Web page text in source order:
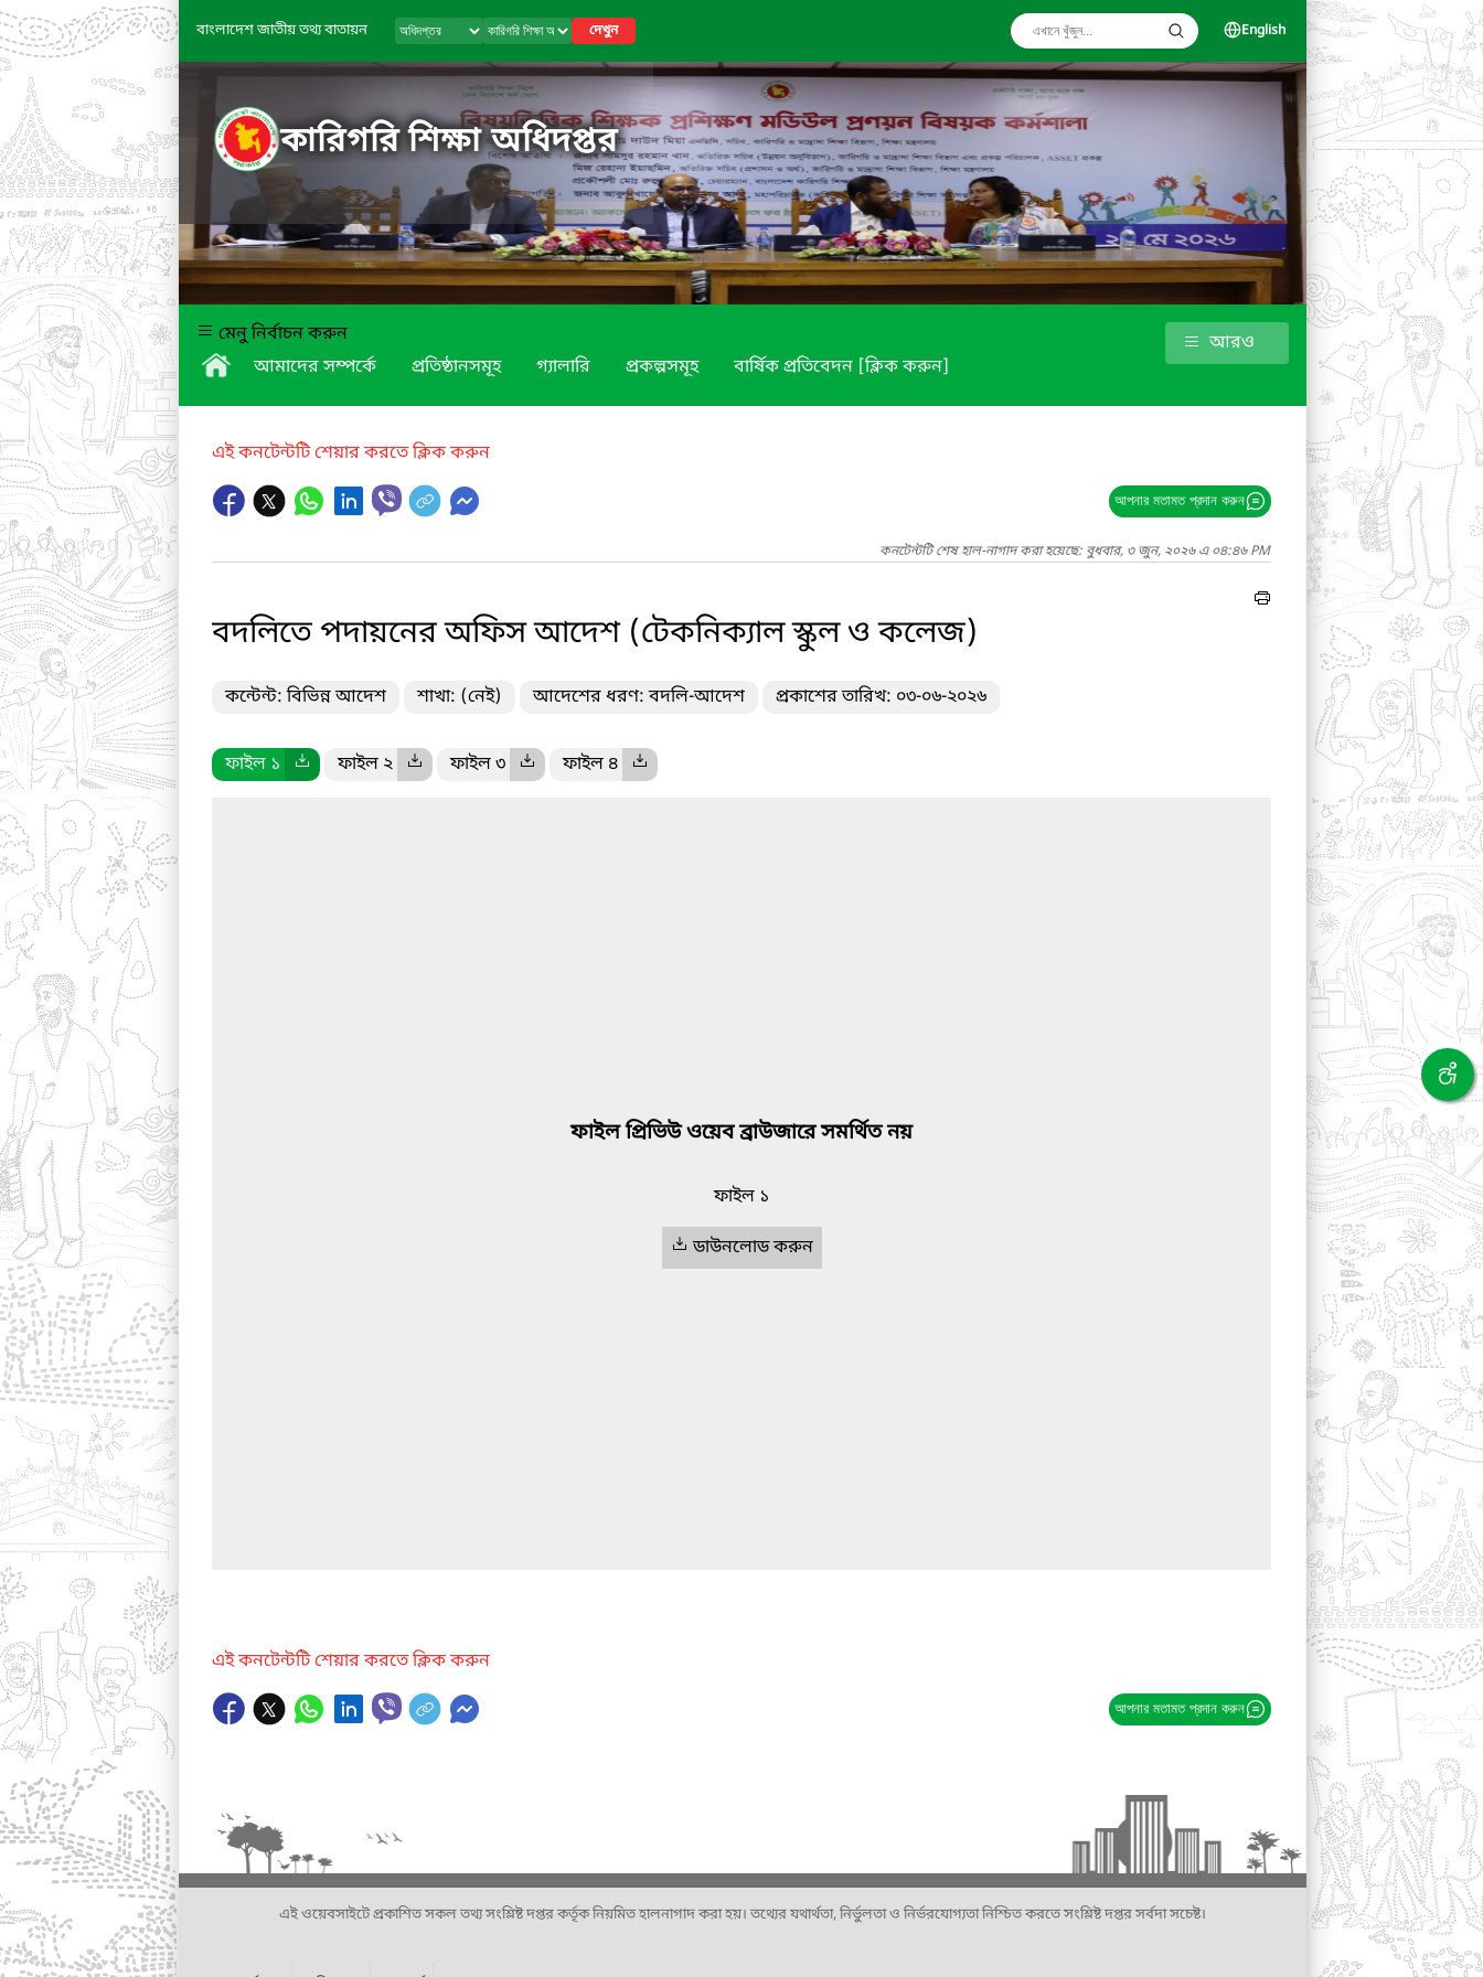
বাংলাদেশ জাতীয় তথ্য বাতায়ন দেখুন English
কারিগরি শিক্ষা অধিদপ্তর
মেনু নির্বাচন করুন
আমাদের সম্পর্কে
প্রতিষ্ঠানসমূহ গ্যালারি প্রকল্পসমূহ বার্ষিক প্রতিবেদন [ক্লিক করুন]
আরও
এই কনটেন্টটি শেয়ার করতে ক্লিক করুন
আপনার মতামত প্রদান করুন
কনটেন্টটি শেষ হাল-নাগাদ করা হয়েছে: বুধবার, ৩ জুন, ২০২৬ এ ০৪:৪৬ PM
বদলিতে পদায়নের অফিস আদেশ (টেকনিক্যাল স্কুল ও কলেজ)
কন্টেন্ট: বিভিন্ন আদেশ শাখা: (নেই) আদেশের ধরণ: বদলি-আদেশ প্রকাশের তারিখ: ০৩-০৬-২০২৬
ফাইল ১ ফাইল ২ ফাইল ৩ ফাইল ৪
ফাইল প্রিভিউ ওয়েব ব্রাউজারে সমর্থিত নয়
ফাইল ১
ডাউনলোড করুন
এই কনটেন্টটি শেয়ার করতে ক্লিক করুন
আপনার মতামত প্রদান করুন
এই ওয়েবসাইটে প্রকাশিত সকল তথ্য সংশ্লিষ্ট দপ্তর কর্তৃক নিয়মিত হালনাগাদ করা হয়। তথ্যের যথার্থতা, নির্ভুলতা ও নির্ভরযোগ্যতা নিশ্চিত করতে সংশ্লিষ্ট দপ্তর সর্বদা সচেষ্ট।